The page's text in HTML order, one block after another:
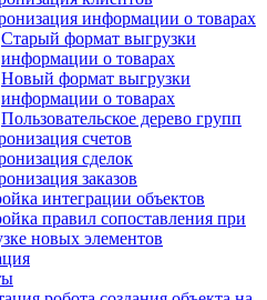
информации о товарах
Старый формат выгрузки
информации о товарах
Новый формат выгрузки
информации о товарах
Пользовательское дерево групп
счетов
сделок
заказов
интеграции объектов
правил сопоставления при
новых элементов